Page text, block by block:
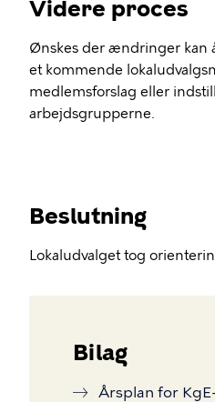
Videre proces
Ønskes der ændringer kan
et kommende
medlemsforslag eller
arbejdsgrupperne.
Beslutning
Lokaludvalget tog
Bilag
Årsplan for